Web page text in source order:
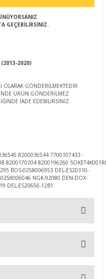
GEÇEBİLİRSİNİZ.
2020)
OLARAK GÖNDERİLMEKTEDİR
ÜRÜN GÖNDERİLMEZ
İADE EDEBİLİRSİNİZ
8200036544 7700107433 -
8200170204 8200196260
BOS-0258006953 DEL-ES20310-
0258006046 NGK-92080 DEN-DOX-
DEL-ES20656-12B1
siz yapın!